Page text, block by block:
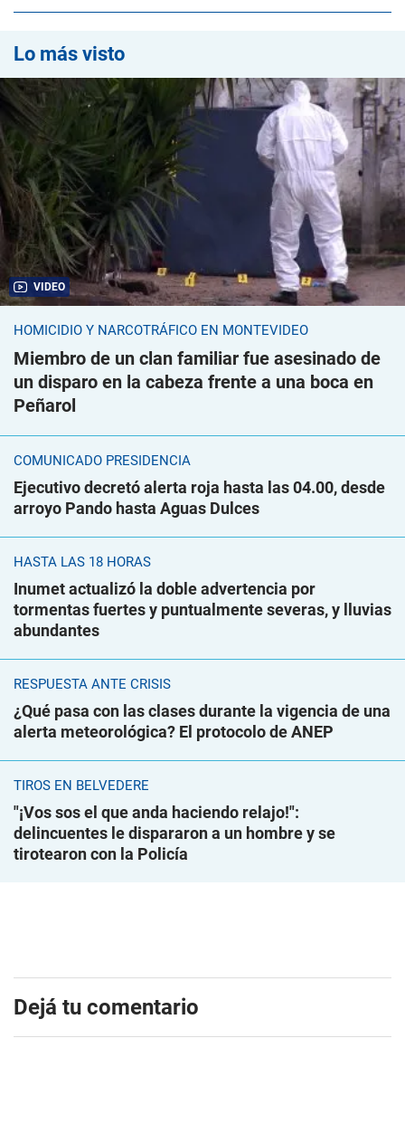
Lo más visto
VIDEO
HOMICIDIO Y NARCOTRÁFICO EN MONTEVIDEO
Miembro de un clan familiar fue asesinado de
un disparo en la cabeza frente a una boca en
Peñarol
COMUNICADO PRESIDENCIA
Ejecutivo decretó alerta roja hasta las 04.00, desde
arroyo Pando hasta Aguas Dulces
HASTA LAS 18 HORAS
Inumet actualizó la doble advertencia por
tormentas fuertes y puntualmente severas, y lluvias
abundantes
RESPUESTA ANTE CRISIS
¿Qué pasa con las clases durante la vigencia de una
alerta meteorológica? El protocolo de ANEP
TIROS EN BELVEDERE
"¡Vos sos el que anda haciendo relajo!":
delincuentes le dispararon a un hombre y se
tirotearon con la Policía
Dejá tu comentario